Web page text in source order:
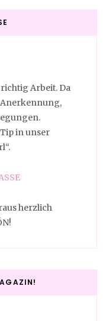
Arbeit. Da
in unser
herzlich